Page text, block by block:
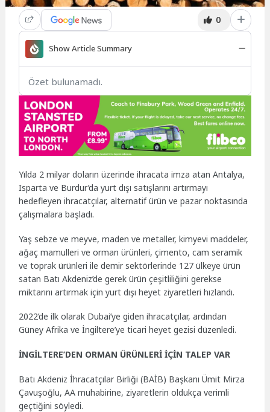
0
Show Article Summary
Özet bulunamadı.
Yılda 2 milyar doların üzerinde ihracata imza atan Antalya,
Isparta ve Burdur’da yurt dışı satışlarını artırmayı
hedefleyen ihracatçılar, alternatif ürün ve pazar noktasında
çalışmalara başladı.
Yaş sebze ve meyve, maden ve metaller, kimyevi maddeler,
ağaç mamulleri ve orman ürünleri, çimento, cam seramik
ve toprak ürünleri ile demir sektörlerinde 127 ülkeye ürün
satan Batı Akdeniz’de gerek ürün çeşitliliğini gerekse
miktarını artırmak için yurt dışı heyet ziyaretleri hızlandı.
2022’de ilk olarak Dubai’ye giden ihracatçılar, ardından
Güney Afrika ve İngiltere’ye ticari heyet gezisi düzenledi.
İNGİLTERE’DEN ORMAN ÜRÜNLERİ İÇİN TALEP VAR
Batı Akdeniz İhracatçılar Birliği (BAİB) Başkanı Ümit Mirza
Çavuşoğlu, AA muhabirine, ziyaretlerin oldukça verimli
geçtiğini söyledi.